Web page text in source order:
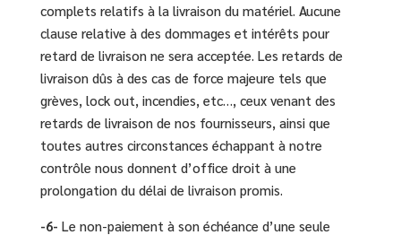
complets relatifs à la livraison du matériel. Aucune
clause relative à des dommages et intérêts pour
retard de livraison ne sera acceptée. Les retards de
livraison dûs à des cas de force majeure tels que
grèves, lock out, incendies, etc…, ceux venant des
retards de livraison de nos fournisseurs, ainsi que
toutes autres circonstances échappant à notre
contrôle nous donnent d’office droit à une
prolongation du délai de livraison promis.
-6- Le non-paiement à son échéance d’une seule